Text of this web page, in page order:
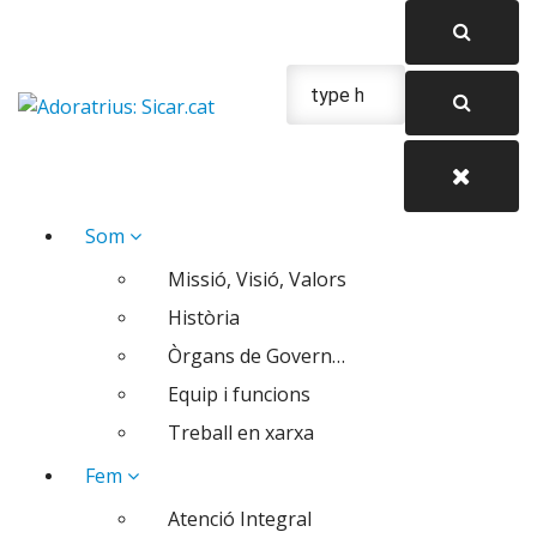
Som
Missió, Visió, Valors
Història
Òrgans de Govern…
Equip i funcions
Treball en xarxa
Fem
Atenció Integral